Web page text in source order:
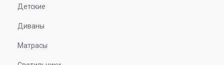
Детские
Диваны
Матрасы